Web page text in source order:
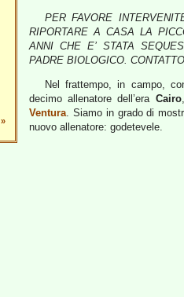
»
PER FAVORE
RIPORTARE A CASA LA
ANNI CHE E’ STATA
PADRE BIOLOGICO.
Nel frattempo, in campo,
decimo allenatore dell’era Cairo
Ventura. Siamo in grado di
nuovo allenatore: godetevele.